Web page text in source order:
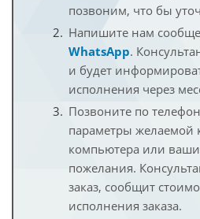
позвоним, что бы
Напишите нам
WhatsApp.
и будет
исполнения через
Позвоните по
параметры желаемой
компьютера или
пожелания.
заказ, сообщит
исполнения заказа.